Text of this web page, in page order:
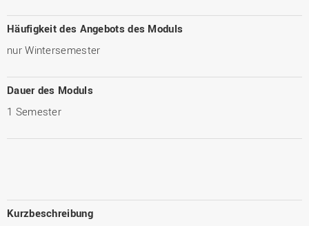
Häufigkeit des Angebots des Moduls
nur Wintersemester
Dauer des Moduls
1 Semester
Kurzbeschreibung